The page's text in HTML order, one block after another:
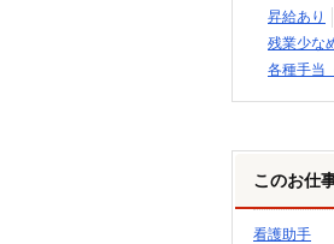
昇給あり
残業少な
各種手当
このお仕
看護助手